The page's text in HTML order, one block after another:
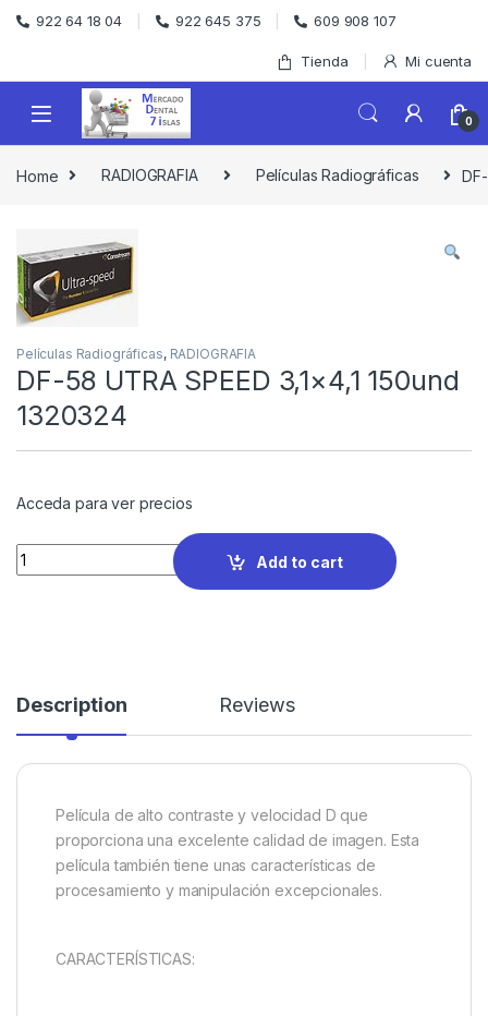
Skip to navigation
Skip to content
922 64 18 04 922 645 375 609 908 107
Tienda Mi cuenta
0
Home RADIOGRAFIA Películas Radiográficas
Películas Radiográficas, RADIOGRAFIA
DF-58 UTRA SPEED 3,1×4,1 150und
1320324
Acceda para ver precios
Quantity
Add to cart
Description Reviews
Película de alto contraste y velocidad D que
proporciona una excelente calidad de imagen. Esta
película también tiene unas características de
procesamiento y manipulación excepcionales.
CARACTERÍSTICAS: